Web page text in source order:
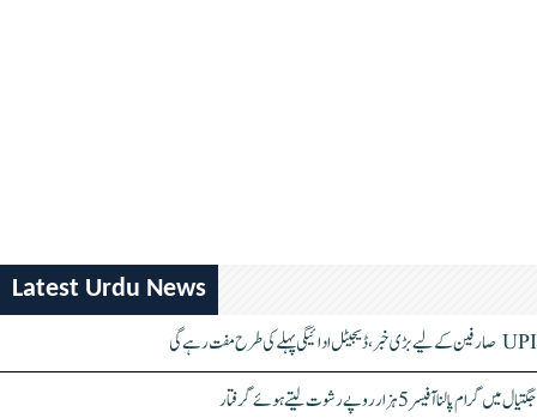
Latest Urdu News
UPI صارفین کے لیے بڑی خبر، ڈیجیٹل ادائیگی پہلے کی طرح مفت رہے گی
جگتیال میں گرام پالنا آفیسر 5 ہزار روپے رشوت لیتے ہوئے گرفتار